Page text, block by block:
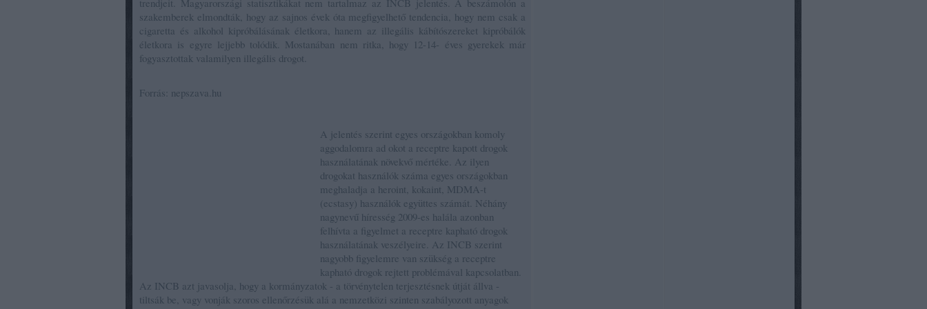
trendjeit. Magyarországi statisztikákat nem tartalmaz az INCB jelentés. A beszámolón a
szakemberek elmondták, hogy az sajnos évek óta megfigyelhető tendencia, hogy nem csak a
cigaretta és alkohol kipróbálásának életkora, hanem az illegális kábítószereket kipróbálók
életkora is egyre lejjebb tolódik. Mostanában nem ritka, hogy 12-14- éves gyerekek már
fogyasztottak valamilyen illegális drogot.
Forrás: nepszava.hu
A jelentés szerint egyes országokban komoly
aggodalomra ad okot a receptre kapott drogok
használatának növekvő mértéke. Az ilyen
drogokat használók száma egyes országokban
meghaladja a heroint, kokaint, MDMA-t
(ecstasy) használók együttes számát. Néhány
nagynevű híresség 2009-es halála azonban
felhívta a figyelmet a receptre kapható drogok
használatának veszélyeire. Az INCB szerint
nagyobb figyelemre van szükség a receptre
kapható drogok rejtett problémával kapcsolatban.
Az INCB azt javasolja, hogy a kormányzatok - a törvénytelen terjesztésnek útját állva -
tiltsák be, vagy vonják szoros ellenőrzésük alá a nemzetközi szinten szabályozott anyagok